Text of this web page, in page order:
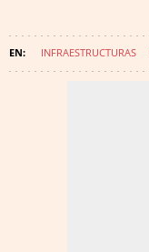
INFRAESTRUCTURAS